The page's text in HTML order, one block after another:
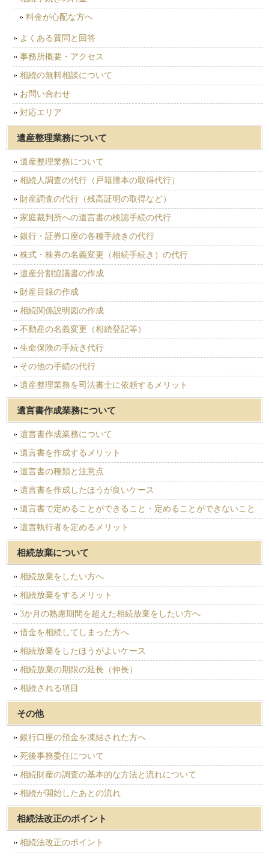
料金が心配な方へ
よくある質問と回答
事務所概要・アクセス
相続の無料相談について
お問い合わせ
対応エリア
遺産整理業務について
遺産整理業務について
相続人調査の代行（戸籍謄本の取得代行）
財産調査の代行（残高証明の取得など）
家庭裁判所への遺言書の検認手続の代行
銀行・証券口座の各種手続きの代行
株式・株券の名義変更（相続手続き）の代行
遺産分割協議書の作成
財産目録の作成
相続関係説明図の作成
不動産の名義変更（相続登記等）
生命保険の手続き代行
その他の手続の代行
遺産整理業務を司法書士に依頼するメリット
遺言書作成業務について
遺言書作成業務について
遺言書を作成するメリット
遺言書の種類と注意点
遺言書を作成したほうが良いケース
遺言書で定めることができること・定めることができないこと
遺言執行者を定めるメリット
相続放棄について
相続放棄をしたい方へ
相続放棄をするメリット
3か月の熟慮期間を超えた相続放棄をしたい方へ
借金を相続してしまった方へ
相続放棄をしたほうがよいケース
相続放棄の期限の延長（伸長）
相続される項目
その他
銀行口座の預金を凍結された方へ
死後事務委任について
相続財産の調査の基本的な方法と流れについて
相続が開始したあとの流れ
相続法改正のポイント
相続法改正のポイント